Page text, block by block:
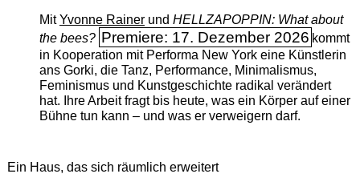
MitYvonne Rainerund HELLZAPOPPIN: What about
the bees? Premiere: 17. Dezember 2026 kommt
in Kooperation mit Performa New York eine Künstlerin
ans Gorki, die Tanz, Performance, Minimalismus,
Feminismus und Kunstgeschichte radikal verändert
hat. Ihre Arbeit fragt bis heute, was ein Körper auf einer
Bühne tun kann – und was er verweigern darf.
Ein Haus, das sich räumlich erweitert